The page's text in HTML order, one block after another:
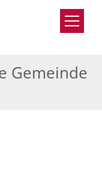
Gemeinde